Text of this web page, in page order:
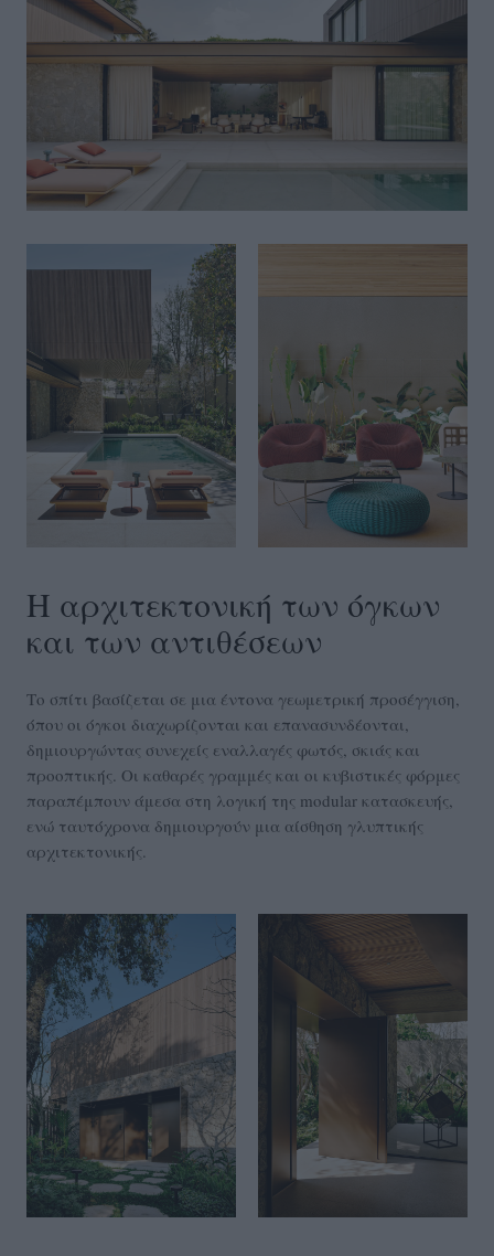
Η αρχιτεκτονική των όγκων
και των αντιθέσεων
Το σπίτι βασίζεται σε μια έντονα γεωμετρική προσέγγιση,
όπου οι όγκοι διαχωρίζονται και επανασυνδέονται,
δημιουργώντας συνεχείς εναλλαγές φωτός, σκιάς και
προοπτικής. Οι καθαρές γραμμές και οι κυβιστικές φόρμες
παραπέμπουν άμεσα στη λογική της modular κατασκευής,
ενώ ταυτόχρονα δημιουργούν μια αίσθηση γλυπτικής
αρχιτεκτονικής.